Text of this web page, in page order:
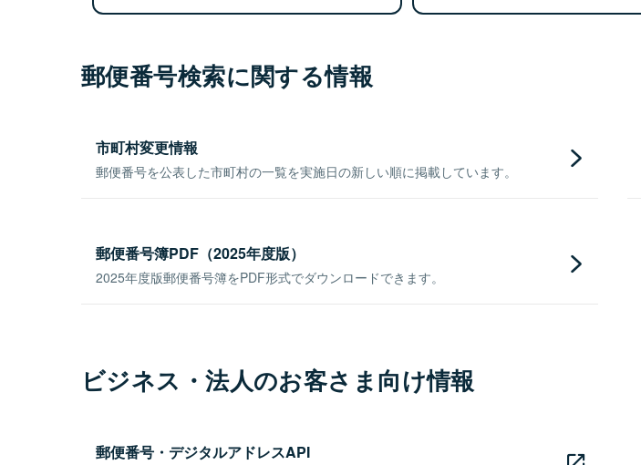
郵便番号検索に関する情報
市町村変更情報
郵便番号を公表した市町村の一覧を実施日の新しい順に掲載しています。
郵便番号簿PDF（2025年度版）
2025年度版郵便番号簿をPDF形式でダウンロードできます。
ビジネス・法人のお客さま向け情報
郵便番号・デジタルアドレスAPI